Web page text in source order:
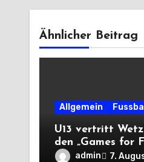
Ähnlicher Beitrag
Allgemein Fussball
U13 vertritt
den „Games for
Tschechien
admin 7.